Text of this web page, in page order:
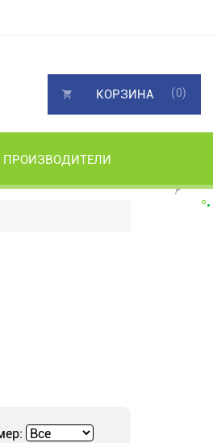
ПРОИЗВОДИТЕЛИ
КОРЗИНА (0)